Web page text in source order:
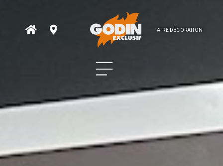
ATRE DÉCORATION